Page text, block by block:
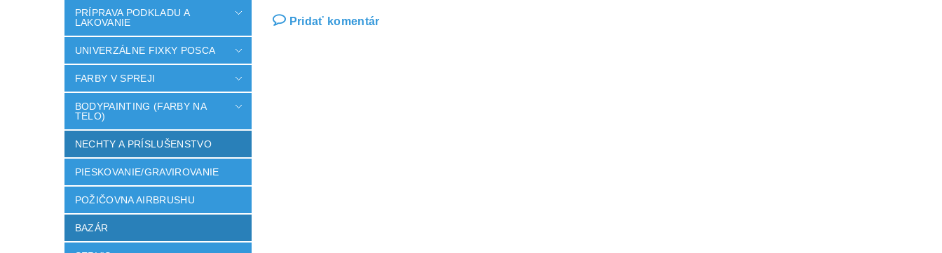
PRÍPRAVA PODKLADU A
LAKOVANIE
UNIVERZÁLNE FIXKY POSCA
FARBY V SPREJI
BODYPAINTING (FARBY NA
TELO)
NECHTY A PRÍSLUŠENSTVO
PIESKOVANIE/GRAVIROVANIE
POŽIČOVNA AIRBRUSHU
BAZÁR
Pridať komentár